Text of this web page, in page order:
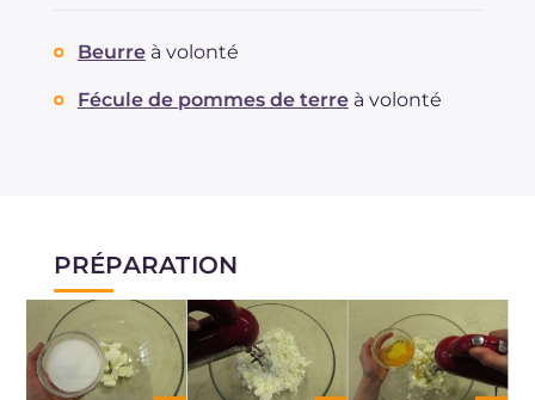
Beurre à volonté
Fécule de pommes de terre à volonté
PRÉPARATION